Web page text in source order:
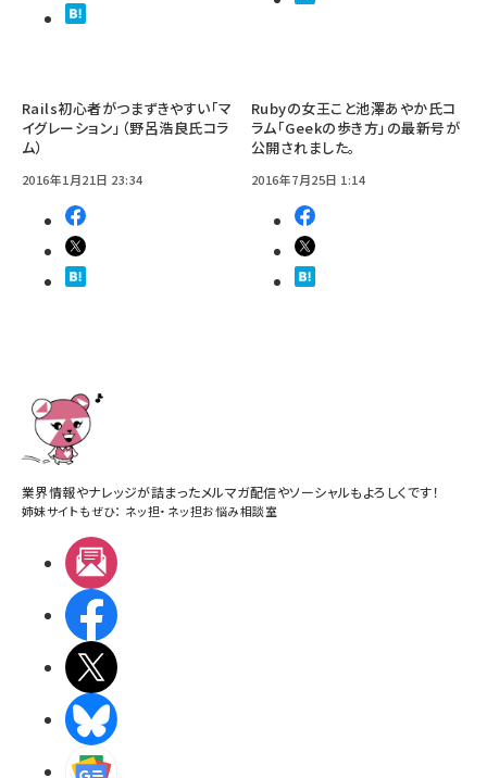
Rails初心者がつまずきやすい「マ
イグレーション」（野呂浩良氏コラ
ム）
2016年1月21日 23:34
Rubyの女王こと池澤あやか氏コ
ラム「Geekの歩き方」の最新号が
公開されました。
2016年7月25日 1:14
業界情報やナレッジが詰まったメルマガ配信やソーシャルもよろしくです！
姉妹サイトもぜひ： ネッ担・ ネッ担お悩み相談室